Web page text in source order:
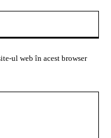
ul web în acest browser